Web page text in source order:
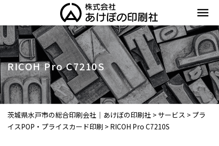
menu
RICOH Pro C7210S
茨城県水戸市の総合印刷会社｜あけぼの印刷社 > サービス > プラ
イスPOP・プライスカード印刷 > RICOH Pro C7210S